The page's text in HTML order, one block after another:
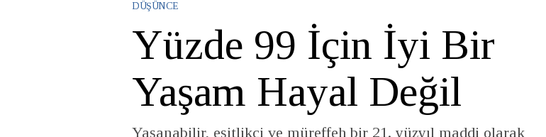
DÜŞÜNCE
Yüzde 99 İçin İyi Bir
Yaşam Hayal Değil
Yaşanabilir, eşitlikçi ve müreffeh bir 21. yüzyıl maddi olarak